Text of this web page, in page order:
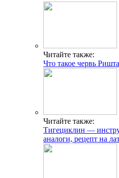
Читайте также:
Что такое червь
Читайте также:
Тигециклин —
аналоги, рецепт на